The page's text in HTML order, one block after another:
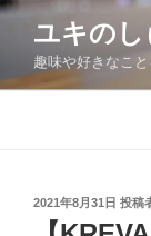
コ
ン
ユキの
趣味や好きなこ
投
2021年8月31日 投稿